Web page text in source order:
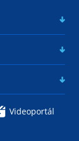
Videoportál